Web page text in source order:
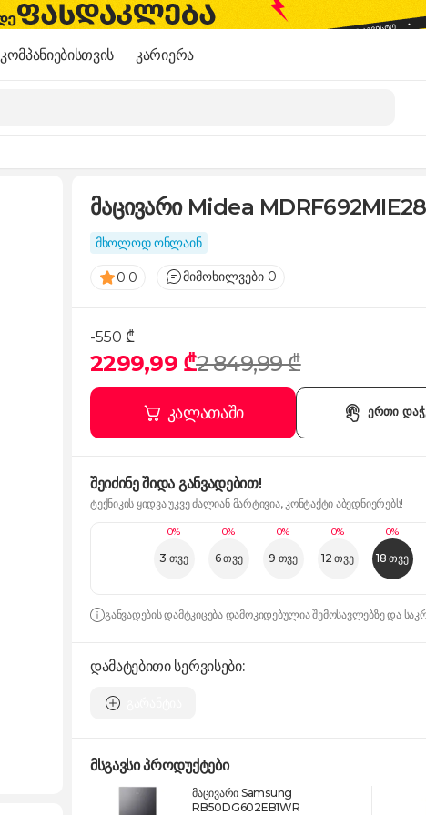
კომპანიებისთვის კარიერა
მაცივარი Midea MDRF692MIE28
მხოლოდ ონლაინ
0.0 მიმოხილვები 0
-550 ₾
2299,99 ₾2 849,99 ₾
კალათაში ერთი
შეიძინე შიდა განვადებით!
ტექნიკის ყიდვა უკვე ძალიან მარტივია, კონტაქტი აბედნიერებს!
0%
3 თვე
0%
6 თვე
0%
9 თვე
0%
12 თვე
0%
18 თვე
განვადების დამტკიცება დამოკიდებულია შემოსავლებზე და
დამატებითი სერვისები:
მსგავსი პროდუქტები
მაცივარი Samsung
RB50DG602EB1WR